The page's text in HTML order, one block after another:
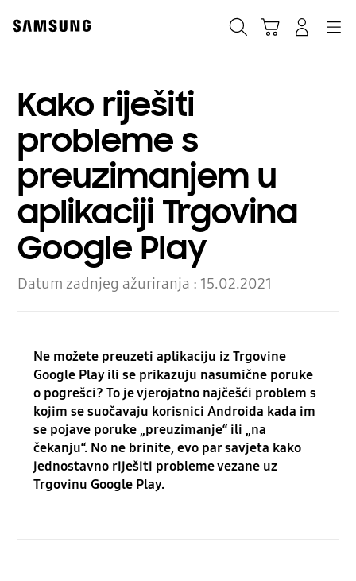
content
accessibility
Kako riješiti
probleme s
preuzimanjem u
aplikaciji Trgovina
Google Play
Datum zadnjeg ažuriranja : 15.02.2021
Ne možete preuzeti aplikaciju iz Trgovine
Google Play ili se prikazuju nasumične poruke
o pogrešci? To je vjerojatno najčešći problem s
kojim se suočavaju korisnici Androida kada im
se pojave poruke „preuzimanje“ ili „na
čekanju“. No ne brinite, evo par savjeta kako
jednostavno riješiti probleme vezane uz
Trgovinu Google Play.